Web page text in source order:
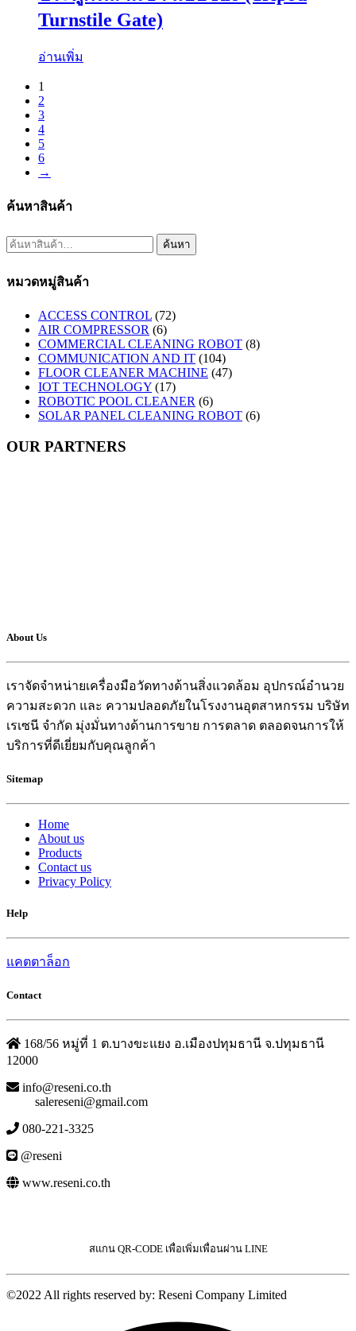
Turnstile Gate)
อ่านเพิ่ม
1
2
3
4
5
6
→
ค้นหาสินค้า
ค้นหา: ค้นหา
หมวดหมู่สินค้า
ACCESS CONTROL (72)
AIR COMPRESSOR (6)
COMMERCIAL CLEANING ROBOT (8)
COMMUNICATION AND IT (104)
FLOOR CLEANER MACHINE (47)
IOT TECHNOLOGY (17)
ROBOTIC POOL CLEANER (6)
SOLAR PANEL CLEANING ROBOT (6)
OUR PARTNERS
About Us
เราจัดจำหน่ายเครื่องมือวัดทางด้านสิ่งแวดล้อม อุปกรณ์อำนวย
ความสะดวก และ ความปลอดภัยในโรงงานอุตสาหกรรม บริษัท
เรเซนี จำกัด มุ่งมั่นทางด้านการขาย การตลาด ตลอดจนการให้
บริการที่ดีเยี่ยมกับคุณลูกค้า
Sitemap
Home
About us
Products
Contact us
Privacy Policy
Help
แคตตาล็อก
Contact
168/56 หมู่ที่ 1 ต.บางขะแยง อ.เมืองปทุมธานี จ.ปทุมธานี
12000
info@reseni.co.th
salereseni@gmail.com
080-221-3325
@reseni
www.reseni.co.th
สแกน QR-CODE เพื่อเพิ่มเพื่อนผ่าน LINE
©2022 All rights reserved by: Reseni Company Limited